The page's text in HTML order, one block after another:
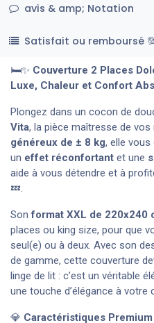
avis & amp; Notation
Satisfait ou remboursé
🛏️✨ Couverture 2 Places
Luxe, Chaleur et Confort
Plongez dans un cocon de
Vita, la pièce maîtresse de vos
généreux de ± 8 kg, elle
un effet réconfortant et une
aide à vous détendre et à
💤.
Sonformat XXL de 220x240
places ou king size, pour que
seul(e) ou à deux. Avec son
de gamme, cette couverture
linge de lit : c’est un véritable
une touche d’élégance à votre
💎 Caractéristiques Premium